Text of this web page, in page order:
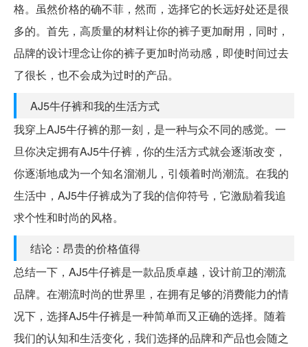
格。虽然价格的确不菲，然而，选择它的长远好处还是很
多的。首先，高质量的材料让你的裤子更加耐用，同时，
品牌的设计理念让你的裤子更加时尚动感，即使时间过去
了很长，也不会成为过时的产品。
AJ5牛仔裤和我的生活方式
我穿上AJ5牛仔裤的那一刻，是一种与众不同的感觉。一
旦你决定拥有AJ5牛仔裤，你的生活方式就会逐渐改变，
你逐渐地成为一个知名溜潮儿，引领着时尚潮流。在我的
生活中，AJ5牛仔裤成为了我的信仰符号，它激励着我追
求个性和时尚的风格。
结论：昂贵的价格值得
总结一下，AJ5牛仔裤是一款品质卓越，设计前卫的潮流
品牌。在潮流时尚的世界里，在拥有足够的消费能力的情
况下，选择AJ5牛仔裤是一种简单而又正确的选择。随着
我们的认知和生活变化，我们选择的品牌和产品也会随之